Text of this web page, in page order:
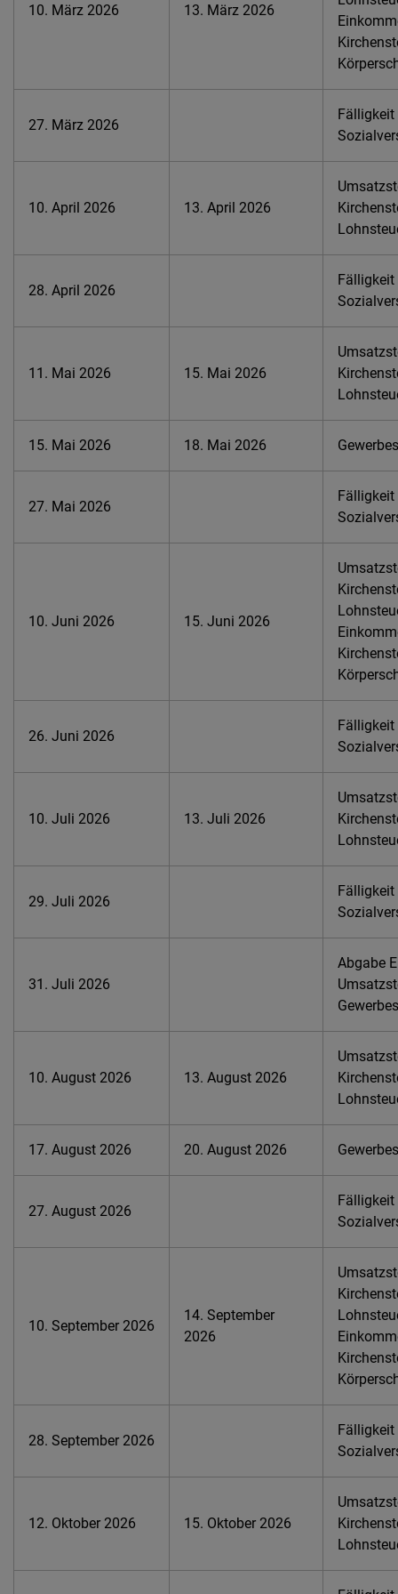
10. März 2026 13. März 2026
27. März 2026
Fälligkeit
10. April 2026 13. April 2026
28. April 2026
Fälligkeit
11. Mai 2026 15. Mai 2026
15. Mai 2026 18. Mai 2026
27. Mai 2026
Fälligkeit
10. Juni 2026 15. Juni 2026
26. Juni 2026
Fälligkeit
10. Juli 2026 13. Juli 2026
29. Juli 2026
Fälligkeit
31. Juli 2026
Abgabe
10. August 2026 13. August 2026
17. August 2026 20. August 2026
27. August 2026
Fälligkeit
10. September 2026
14. September
2026
28. September 2026
Fälligkeit
12. Oktober 2026 15. Oktober 2026